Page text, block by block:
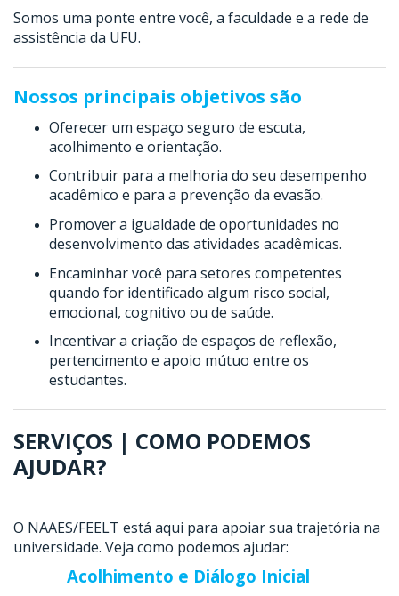
Somos uma ponte entre você, a faculdade e a rede de
assistência da UFU.
Nossos principais objetivos são
Oferecer um espaço seguro de escuta,
acolhimento e orientação.
Contribuir para a melhoria do seu desempenho
acadêmico e para a prevenção da evasão.
Promover a igualdade de oportunidades no
desenvolvimento das atividades acadêmicas.
Encaminhar você para setores competentes
quando for identificado algum risco social,
emocional, cognitivo ou de saúde.
Incentivar a criação de espaços de reflexão,
pertencimento e apoio mútuo entre os
estudantes.
SERVIÇOS | COMO PODEMOS
AJUDAR?
O NAAES/FEELT está aqui para apoiar sua trajetória na
universidade. Veja como podemos ajudar:
Acolhimento e Diálogo Inicial